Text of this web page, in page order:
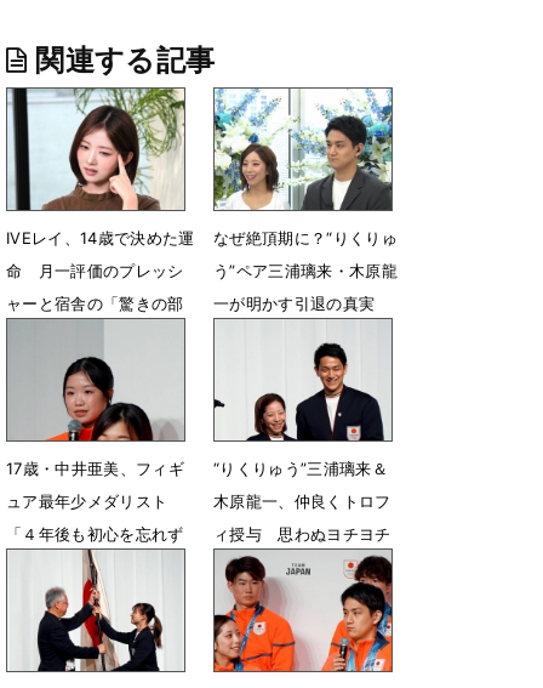
関連する記事
IVEレイ、14歳で決めた運
命 月一評価のプレッシ
ャーと宿舎の「驚きの部
5月15日 15時31分
なぜ絶頂期に？“りくりゅ
う”ペア三浦璃来・木原龍
一が明かす引退の真実
17歳・中井亜美、フィギ
ュア最年少メダリスト
「４年後も初心を忘れず
スケートを楽しんで」
2月26日 08時49分
“りくりゅう”三浦璃来＆
木原龍一、仲良くトロフ
ィ授与 思わぬヨチヨチ
歩きに笑顔全開
2月26日 08時20分